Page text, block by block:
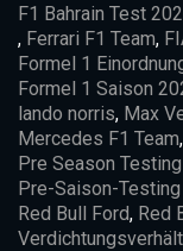
F1 Bahrain Test
, Ferrari F1 Team,
Formel 1
Formel 1 Saison
lando norris, Max
Mercedes F1 Team,
Pre Season
Pre-Saison-
Red Bull Ford, Red